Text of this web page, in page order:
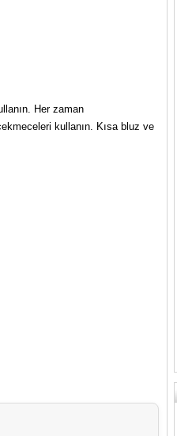
Her zaman
kullanın. Kısa bluz ve